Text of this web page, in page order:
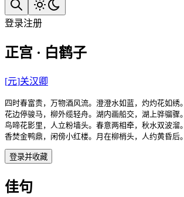
登录注册
正宫 · 白鹤子
[元]关汉卿
四时春富贵，万物酒风流。澄澄水如蓝，灼灼花如绣。
花边停骏马，柳外缆轻舟。湖内画船交，湖上骅骝骤。
鸟啼花影里，人立粉墙头。春意两相牵，秋水双波溜。
香焚金鸭鼎，闲傍小红楼。月在柳梢头，人约黄昏后。
登录并收藏
佳句